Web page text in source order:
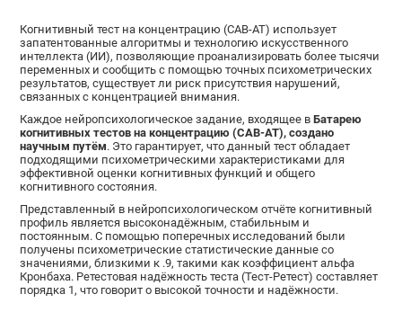
Когнитивный тест на концентрацию (CAB-AT) использует
запатентованные алгоритмы и технологию искусственного
интеллекта (ИИ), позволяющие проанализировать более тысячи
переменных и сообщить с помощью точных психометрических
результатов, существует ли риск присутствия нарушений,
связанных с концентрацией внимания.
Каждое нейропсихологическое задание, входящее вБатарею
когнитивных тестов на концентрацию (CAB-AT), создано
научным путём. Это гарантирует, что данный тест обладает
подходящими психометрическими характеристиками для
эффективной оценки когнитивных функций и общего
когнитивного состояния.
Представленный в нейропсихологическом отчёте когнитивный
профиль является высоконадёжным, стабильным и
постоянным. С помощью поперечных исследований были
получены психометрические статистические данные со
значениями, близкими к .9, такими как коэффициент альфа
Кронбаха. Ретестовая надёжность теста (Тест-Ретест) составляет
порядка 1, что говорит о высокой точности и надёжности.